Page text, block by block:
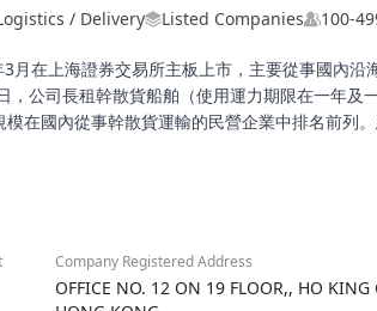
/ Delivery Listed Companies 100-
在上海證券交易所主板上市，主要從事國內
公司長租幹散貨船舶（使用運力期限在一年
在國內從事幹散貨運輸的民營企業中排名前列
運有限公司為福建海通發展的香港分公司。
Company Registered Address
OFFICE NO. 12 ON 19 FLOOR,, HO